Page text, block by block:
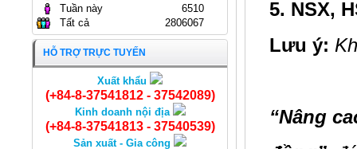
5. NSX,
Lưu ý:
“Nâng
Khô cá bống cán bung
Tuần này
6510
Tất cả
2806067
HỖ TRỢ TRỰC TUYẾN
Xuất khẩu
(+84-8-37541812 - 37542089)
Kinh doanh nội địa
(+84-8-37541813 - 37540539)
Sản xuất - Gia công